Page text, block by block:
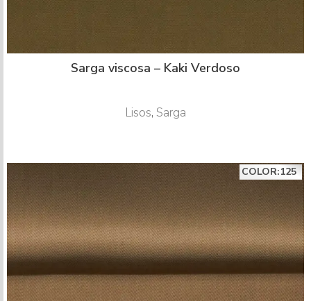
Sarga viscosa – Kaki Verdoso
Lisos, Sarga
COLOR:125